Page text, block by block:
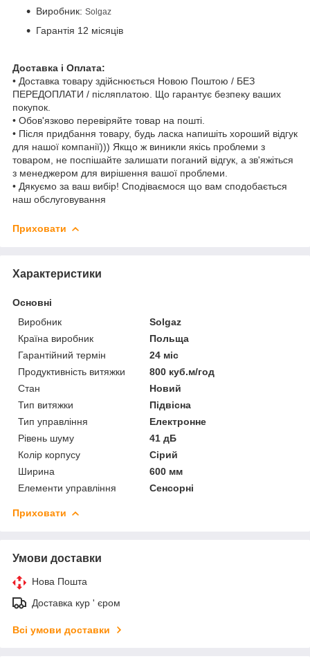
Виробник: Solgaz
Гарантія 12 місяців
Доставка і Оплата:
• Доставка товару здійснюється Новою Поштою / БЕЗ
ПЕРЕДОПЛАТИ / післяплатою. Що гарантує безпеку ваших
покупок.
• Обов'язково перевіряйте товар на пошті.
• Після придбання товару, будь ласка напишіть хороший відгук
для нашої компанії))) Якщо ж виникли якісь проблеми з
товаром, не поспішайте залишати поганий відгук, а зв'яжіться
з менеджером для вирішення вашої проблеми.
• Дякуємо за ваш вибір! Сподіваємося що вам сподобається
наш обслуговування
Приховати
Характеристики
Основні
Виробник
Solgaz
Країна виробник
Польща
Гарантійний термін
24 міс
Продуктивність витяжки
800 куб.м/год
Стан
Новий
Тип витяжки
Підвісна
Тип управління
Електронне
Рівень шуму
41 дБ
Колір корпусу
Сірий
Ширина
600 мм
Елементи управління
Сенсорні
Приховати
Умови доставки
Нова Пошта
Доставка кур ' єром
Всі умови доставки